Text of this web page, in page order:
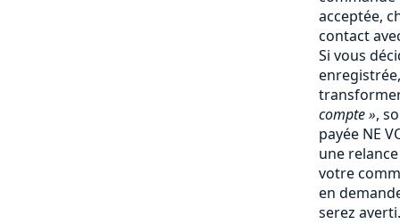
acceptée,
contact
Si vous
compte »,
payée NE
une
votre
en
serez averti.